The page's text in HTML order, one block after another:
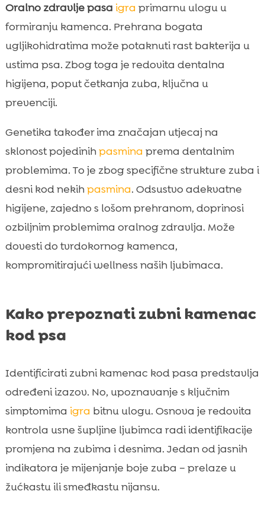
Oralno zdravlje pasa igra primarnu ulogu u
formiranju kamenca. Prehrana bogata
ugljikohidratima može potaknuti rast bakterija u
ustima psa. Zbog toga je redovita dentalna
higijena, poput četkanja zuba, ključna u
prevenciji.
Genetika također ima značajan utjecaj na
sklonost pojedinihpasmina prema dentalnim
problemima. To je zbog specifične strukture zuba i
desni kod nekihpasmina. Odsustvo adekvatne
higijene, zajedno s lošom prehranom, doprinosi
ozbiljnim problemima oralnog zdravlja. Može
dovesti do tvrdokornog kamenca,
kompromitirajući wellness naših ljubimaca.
Kako prepoznati zubni kamenac
kod psa
Identificirati zubni kamenac kod pasa predstavlja
određeni izazov. No, upoznavanje s ključnim
simptomima igra bitnu ulogu. Osnova je redovita
kontrola usne šupljine ljubimca radi identifikacije
promjena na zubima i desnima. Jedan od jasnih
indikatora je mijenjanje boje zuba – prelaze u
žućkastu ili smeđkastu nijansu.